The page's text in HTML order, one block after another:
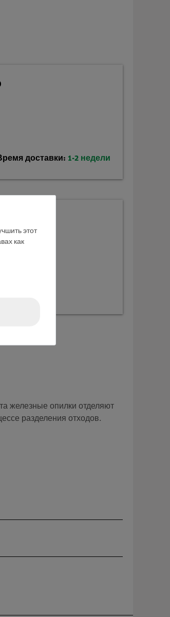
доставки: 1-2 недели
железные опилки отделяют
разделения отходов.
этот
как